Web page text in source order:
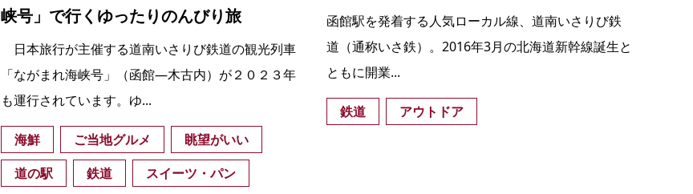
峡号」で行くゆったりのんびり旅
日本旅行が主催する道南いさりび鉄道の観光列車
「ながまれ海峡号」（函館―木古内）が２０２３年
も運行されています。ゆ...
海鮮 ご当地グルメ
眺望がいい
道の駅
鉄道 スイーツ・パン
函館駅を発着する人気ローカル線、道南いさりび鉄
道（通称いさ鉄）。2016年3月の北海道新幹線誕生と
ともに開業...
鉄道 アウトドア